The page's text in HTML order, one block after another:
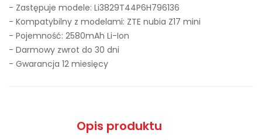
- Zastępuje modele: Li3829T44P6H796136
- Kompatybilny z modelami: ZTE nubia Z17 mini
- Pojemność: 2580mAh Li-Ion
- Darmowy zwrot do 30 dni
- Gwarancja 12 miesięcy
Opis produktu